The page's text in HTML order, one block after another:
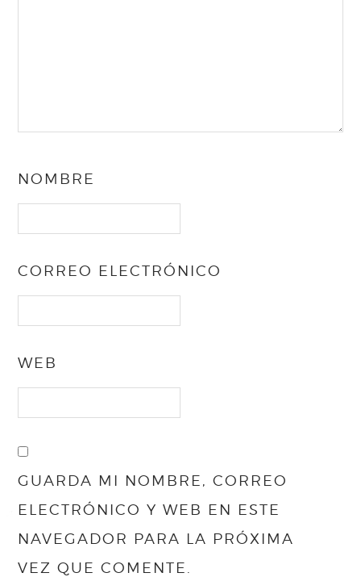
NOMBRE
CORREO ELECTRÓNICO
WEB
GUARDA MI NOMBRE, CORREO
ELECTRÓNICO Y WEB EN ESTE
NAVEGADOR PARA LA PRÓXIMA
VEZ QUE COMENTE.